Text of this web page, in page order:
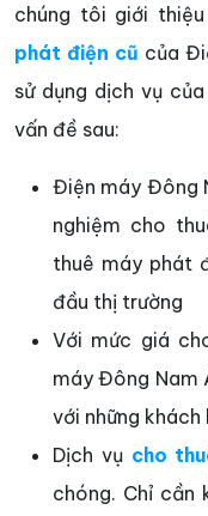
chúng tôi giới
phát điện cũ của
sử dụng dịch vụ
vấn đề sau:
Điện máy Đông
nghiệm cho
thuê máy phát
đầu thị trường
Với mức giá
máy Đông Nam
với những
Dịch vụ cho
chóng. Chỉ cần